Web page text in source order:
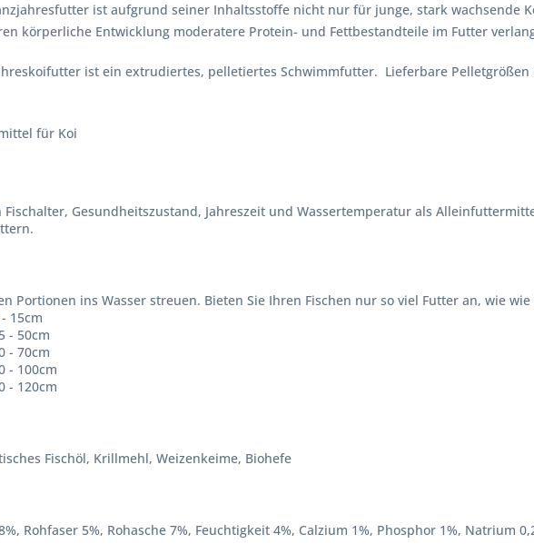
ist aufgrund seiner Inhaltsstoffe nicht nur für junge, stark wachsende
körperliche Entwicklung moderatere Protein- und Fettbestandteile im Futter
ist ein extrudiertes, pelletiertes Schwimmfutter. Lieferbare
für Koi
Fischalter, Gesundheitszustand, Jahreszeit und Wassertemperatur als
Portionen ins Wasser streuen. Bieten Sie Ihren Fischen nur so viel Futter an, wie
15cm
- 50cm
- 70cm
- 100cm
- 120cm
Fischöl, Krillmehl, Weizenkeime, Biohefe
Rohfaser 5%, Rohasche 7%, Feuchtigkeit 4%, Calzium 1%, Phosphor 1%, Natrium